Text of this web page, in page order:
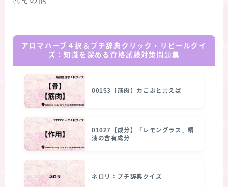
アロマハーブ４択＆プチ辞典クリック・リビールクイ
ズ：知識を深める資格試験対策問題集
00153【筋肉】力こぶと言えば
01027【成分】『レモングラス』精
油の含有成分
ネロリ：プチ辞典クイズ